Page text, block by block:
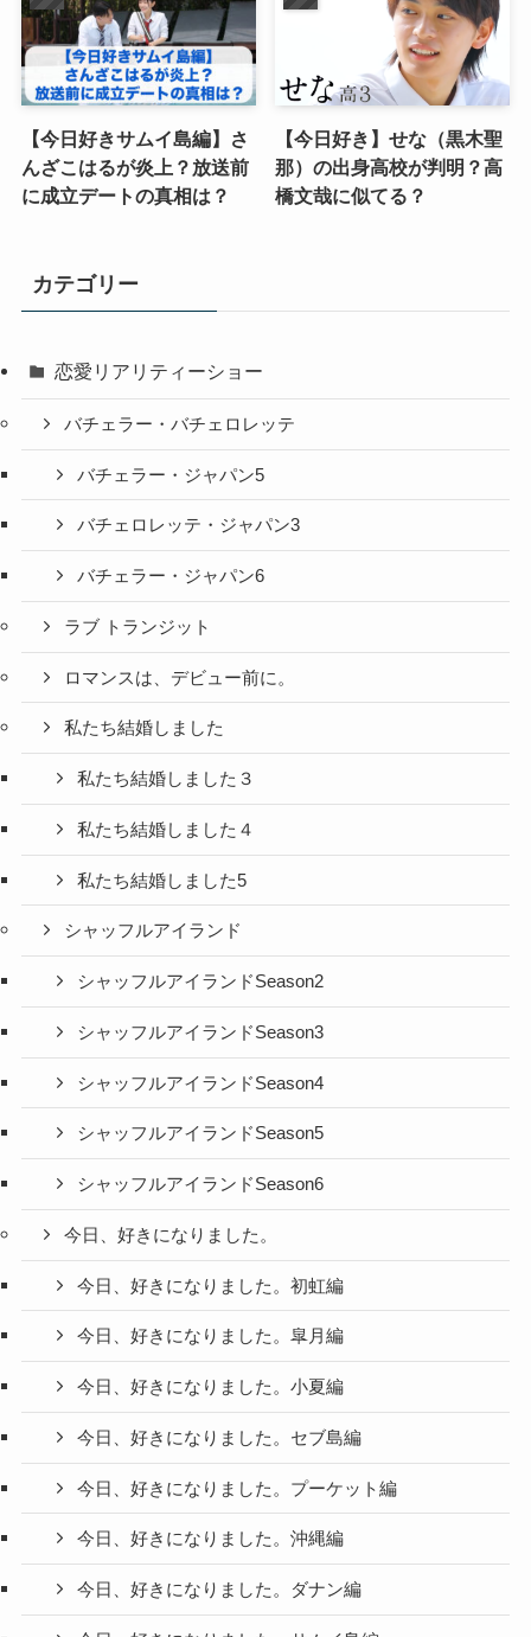
【今日好きサムイ島編】さ
んざこはるが炎上？放送前
に成立デートの真相は？
【今日好き】せな（黒木聖
那）の出身高校が判明？高
橋文哉に似てる？
カテゴリー
恋愛リアリティーショー
バチェラー・バチェロレッテ
バチェラー・ジャパン5
バチェロレッテ・ジャパン3
バチェラー・ジャパン6
ラブ トランジット
ロマンスは、デビュー前に。
私たち結婚しました
私たち結婚しました３
私たち結婚しました４
私たち結婚しました5
シャッフルアイランド
シャッフルアイランドSeason2
シャッフルアイランドSeason3
シャッフルアイランドSeason4
シャッフルアイランドSeason5
シャッフルアイランドSeason6
今日、好きになりました。
今日、好きになりました。初虹編
今日、好きになりました。皐月編
今日、好きになりました。小夏編
今日、好きになりました。セブ島編
今日、好きになりました。プーケット編
今日、好きになりました。沖縄編
今日、好きになりました。ダナン編